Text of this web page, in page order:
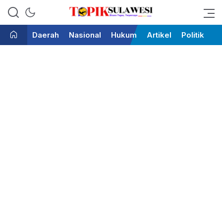
Topik Sulawesi
Bicara Tegas Terpercaya
Daerah
Nasional Hukum Artikel Politik